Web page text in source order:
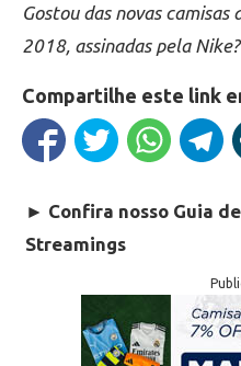
Gostou das novas camisas
2018, assinadas pela Nike?
Compartilhe este link
► Confira nosso Guia de
Streamings